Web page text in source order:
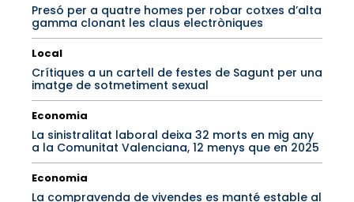
Presó per a quatre homes per robar cotxes d’alta
gamma clonant les claus electròniques
Local
Crítiques a un cartell de festes de Sagunt per una
imatge de sotmetiment sexual
Economia
La sinistralitat laboral deixa 32 morts en mig any
a la Comunitat Valenciana, 12 menys que en 2025
Economia
La compravenda de vivendes es manté estable al